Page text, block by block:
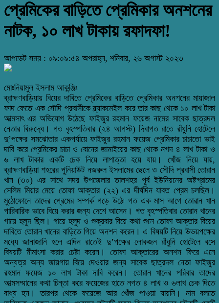
প্রেমিকের বাড়িতে প্রেমিকার অনশনের
নাটক, ১০ লাখ টাকায় রফাদফা!
আপডেট সময় : ০৯:০৯:৫৪ অপরাহ্ন, শনিবার, ২৬ অগাস্ট ২০২৩
মোঃনিয়ামুল ইসলাম আকন্ঞ্জিঃ
ব্রাহ্মণবাড়িয়ায় বিয়ের দাবিতে প্রেমিকের বাড়িতে প্রেমিকার অনশনের মায়াজাল
ফাদ ফেতে এক সৌদি প্রবাসীকে ব্ল্যাকমেইল করে তার কাছ থেকে ১০ লাখ টাকা
আত্মসাৎ এর অভিযোগ উঠেছে ফাইজুর রহমান ফয়েজ নামের সাবেক ছাত্রদল
নেতার বিরুদ্ধে। গত বৃহস্পতিবার (২৪ আগস্ট) দিবাগত রাতে রাঁধুনি হোটেলে
দু’পক্ষের সমঝোতার একপর্যায়ে ফাইজুর রহমান ফয়েজ প্রেমিকার চাচাতো ভাই
দাবি করে প্রেমিকের চাচা ও বোনের জামাইয়ের কাছ থেকে নগদ ৪ লাখ টাকা ও
৬ লাখ টাকার একটি চেক নিয়ে লাপাত্তা হয়ে যায়। খোঁজ নিয়ে যায়,
ব্রাহ্মণবাড়িয়া শহরের পুনিয়াউট নজরুল ইসলামের ছেলে ও সৌদি প্রবাসী তোরান
খান (৩০) এর সাথে সদর উপজেলার তালশহর পূর্ব ইউনিয়নের অষ্টগ্রামের
সেলিম মিয়ার মেয়ে তোফা আক্তার (২২) এর দীর্ঘদিন যাবত প্রেম চলছিল।
মুঠোফোনে তাদের প্রেমের সম্পর্ক গড়ে উঠে৷ গত এক মাস আগে তোরান খান
পারিবারিক ভাবে বিয়ে করার জন্য দেশে আসেন। গত বৃহস্পতিবার তোরান খানের
গায়ে হলুদ ছিল। গায়ে হলুদ ও শুক্রবার বিয়ে কথা শুনে তোফা আক্তার বিয়ের
দাবিতে তোরান খানের বাড়িতে গিয়ে অনশন করেন। এ বিষয়টি নিয়ে উভয়পক্ষের
মধ্যে জানাজানি হলে এদিন রাতেই দু’পক্ষের লোকজন রাঁধুনি হোটেলে বসে
বিষয়টি মীমাংসা করার চেষ্টা করেন। তোফা আক্তারের অনশন ফিরে এনে
অন্যত্র অন্য জায়গায় বিয়ে দেওয়ার জন্য সাবেক ছাত্রদল নেতা ফাইজুর
রহমান ফয়েজ ১০ লাখ টাকা দাবি করেন। তোরান খানের পরিবার তাদের
আত্মসম্মানের কথা চিন্তা করে ফয়েজের হাতে নগত ৪ লাখ ও ৬লাখ চেক দিতে
বাধ্য হন। তারপর থেকে ফয়েজে আর খোঁজ পাওয়া যায়নি। নাম বলতে